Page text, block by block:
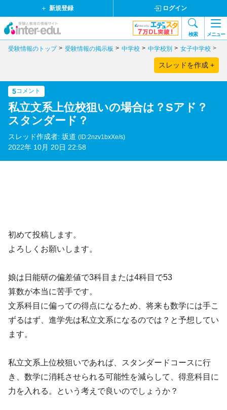
新規登録 ログイン
検索 メニュー
受験情報のトップ 受験情報の掲示板 中学校 中学校別 女子中学校
スレッドを作成 +
5コメント
私立文系上位校狙いの場合は？Sアド？
スタンダード？
スレッド作成者: 坂道 (ID:2nzv1bxXe/s)
2022年 10月 20日 22:58
初めて投稿します。
よろしくお願いします。
娘は日能研の偏差値で3科目または4科目で53
算数が本当に苦手です。
文系科目に偏っての得点になるため、将来も数学には手こ
ずるはず、進学先は私立文系になるのでは？と予想してい
ます。
私立文系上位校狙いであれば、スタンダードコースに行
き、数学に消耗させられる可能性を減らして、得意科目に
力を入れる。という考えで良いのでしょうか？